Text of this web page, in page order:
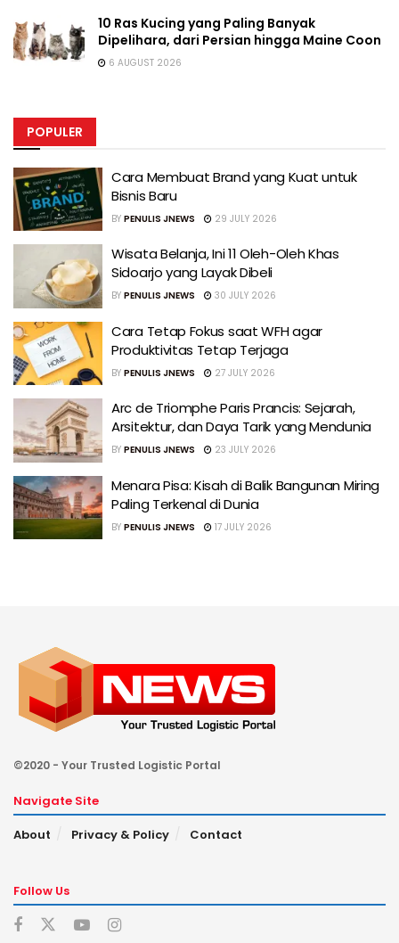
10 Ras Kucing yang Paling Banyak
Dipelihara, dari Persian hingga Maine Coon
6 AUGUST 2026
POPULER
Cara Membuat Brand yang Kuat untuk
Bisnis Baru
BY PENULIS JNEWS 29 JULY 2026
Wisata Belanja, Ini 11 Oleh-Oleh Khas
Sidoarjo yang Layak Dibeli
BY PENULIS JNEWS 30 JULY 2026
Cara Tetap Fokus saat WFH agar
Produktivitas Tetap Terjaga
BY PENULIS JNEWS 27 JULY 2026
Arc de Triomphe Paris Prancis: Sejarah,
Arsitektur, dan Daya Tarik yang Mendunia
BY PENULIS JNEWS 23 JULY 2026
Menara Pisa: Kisah di Balik Bangunan Miring
Paling Terkenal di Dunia
BY PENULIS JNEWS 17 JULY 2026
©2020 - Your Trusted Logistic Portal
Navigate Site
About
Privacy & Policy Contact
Follow Us